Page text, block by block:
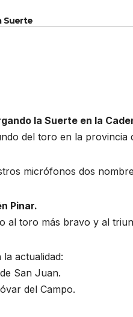
Suerte
la Suerte en la
del toro en la provincia
micrófonos dos
Pinar.
al toro más bravo y al
la actualidad:
San Juan.
del Campo.